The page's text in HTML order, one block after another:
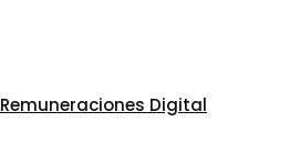
Remuneraciones Digital